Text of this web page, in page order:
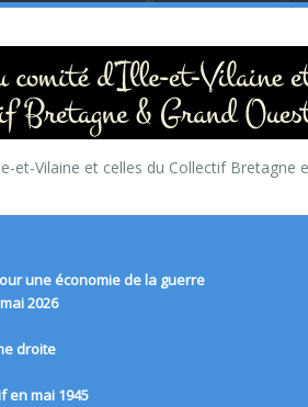
et-Vilaine et celles du Collectif Bretagne
une économie de la guerre
2026
droite
en mai 1945